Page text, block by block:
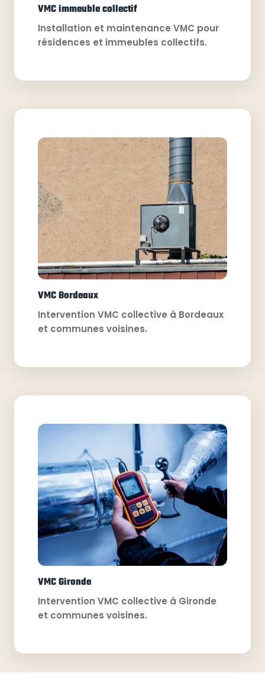
VMC immeuble collectif
Installation et maintenance VMC pour
résidences et immeubles collectifs.
VMC Bordeaux
Intervention VMC collective à Bordeaux
et communes voisines.
VMC Gironde
Intervention VMC collective à Gironde
et communes voisines.